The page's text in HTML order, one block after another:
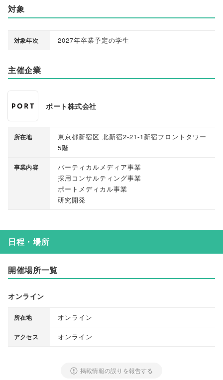
対象
対象年次 2027年卒業予定の学生
主催企業
ポート株式会社
所在地
東京都新宿区 北新宿2-21-1新宿フロントタワー
5階
事業内容
バーティカルメディア事業
採用コンサルティング事業
ポートメディカル事業
研究開発
日程・場所
開催場所一覧
オンライン
所在地 オンライン
アクセス オンライン
掲載情報の誤りを報告する